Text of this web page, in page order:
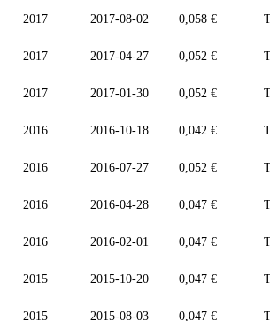
2017 2017-08-02 0,058 €
2017 2017-04-27 0,052 €
2017 2017-01-30 0,052 €
2016 2016-10-18 0,042 €
2016 2016-07-27 0,052 €
2016 2016-04-28 0,047 €
2016 2016-02-01 0,047 €
2015 2015-10-20 0,047 €
2015 2015-08-03 0,047 €